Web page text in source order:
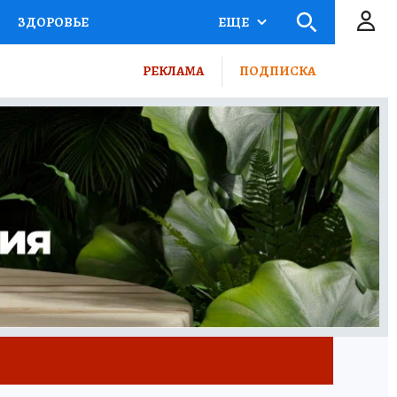
ЗДОРОВЬЕ
НА СПОРТ ПРОМОКОДЫ
ТЕЛЕВИЗОР КОЛЛЕКЦИИ
ЕЩЕ
РЕКЛАМА ПОДПИСКА